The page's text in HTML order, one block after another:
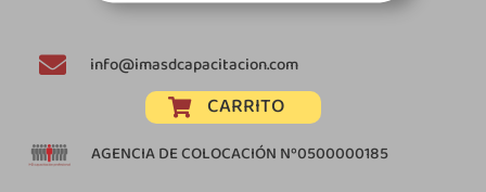
 info@imasdcapacitacion.com
 CARRITO
AGENCIA DE COLOCACIÓN Nº0500000185